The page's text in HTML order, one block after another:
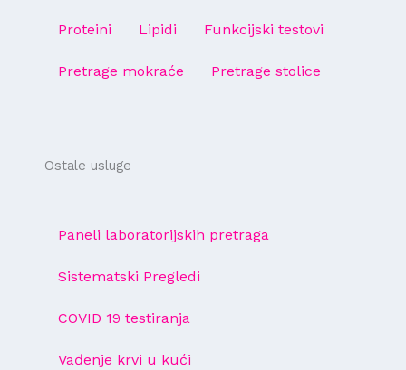
Proteini Lipidi Funkcijski testovi
Pretrage mokraće Pretrage stolice
Ostale usluge
Paneli laboratorijskih pretraga
Sistematski Pregledi
COVID 19 testiranja
Vađenje krvi u kući